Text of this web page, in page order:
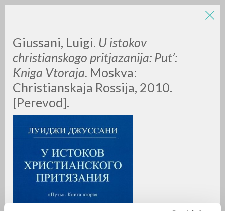
Giussani, Luigi. U istokov
christianskogo pritjazanija: Put’:
Kniga Vtoraja. Moskva:
Christianskaja Rossija, 2010.
[Perevod].
0RESULTS FOUND